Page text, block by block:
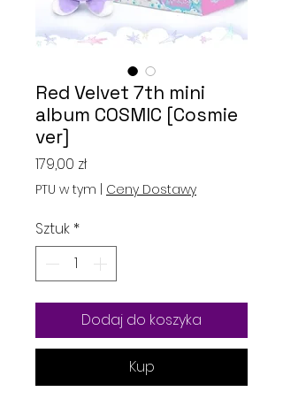
Red Velvet 7th mini
album COSMIC [Cosmie
ver]
179,00 złCena
PTU w tym Ceny Dostawy
Sztuk *
Dodaj do koszyka
Kup